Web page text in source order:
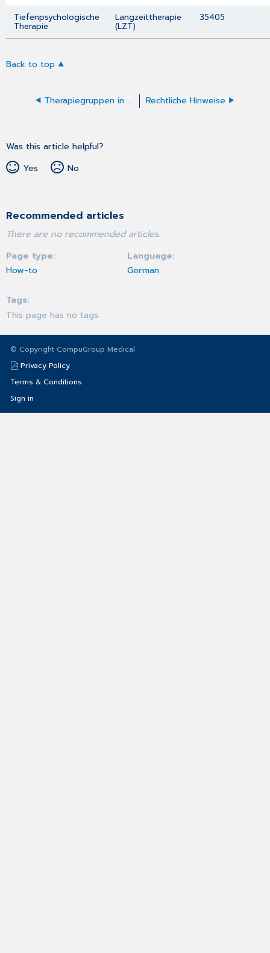
Tiefenpsychologische
Therapie
Langzeittherapie
(LZT)
35405
Back to top
Therapiegruppen in CGM Praxis verwalten Rechtliche Hinweise
Was this article helpful?
Yes
No
Recommended articles
There are no recommended articles.
Page type
How-to
Language
German
Tags
This page has no tags.
© Copyright CompuGroup Medical
Privacy Policy
Terms & Conditions
Sign in